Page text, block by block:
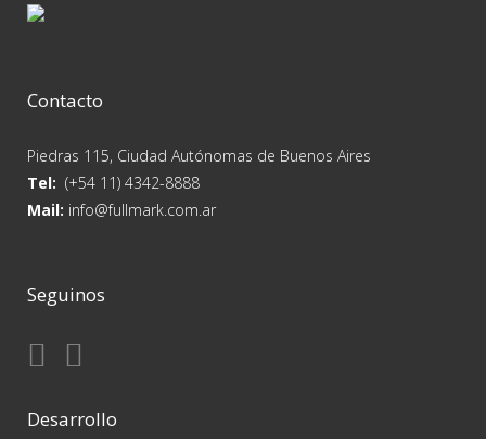
Contacto
Piedras 115, Ciudad Autónomas de Buenos Aires
Tel: (+54 11) 4342-8888
Mail: info@fullmark.com.ar
Seguinos
Desarrollo